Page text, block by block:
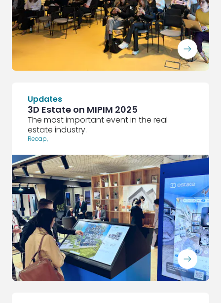
ArrowRightLong
Updates
3D Estate on MIPIM 2025
The most important event in the real
estate industry.
Recap,
ArrowRightLong